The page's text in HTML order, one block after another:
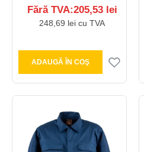
Fără TVA:205,53 lei
248,69 lei cu TVA
ADAUGĂ ÎN COŞ